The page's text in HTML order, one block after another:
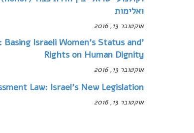
ואלימות
אוקטובר 13, 2016
Israeli Women’s Status and
Rights on Human Dignity
אוקטובר 13, 2016
Law: Israel’s New Legislation
אוקטובר 13, 2016